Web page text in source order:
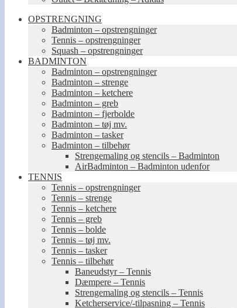
OPSTRENGNING
Badminton – opstrengninger
Tennis – opstrengninger
Squash – opstrengninger
BADMINTON
Badminton – opstrengninger
Badminton – strenge
Badminton – ketchere
Badminton – greb
Badminton – fjerbolde
Badminton – tøj mv.
Badminton – tasker
Badminton – tilbehør
Strengemaling og stencils – Badminton
AirBadminton – Badminton udenfor
TENNIS
Tennis – opstrengninger
Tennis – strenge
Tennis – ketchere
Tennis – greb
Tennis – bolde
Tennis – tøj mv.
Tennis – tasker
Tennis – tilbehør
Baneudstyr – Tennis
Dæmpere – Tennis
Strengemaling og stencils – Tennis
Ketcherservice/-tilpasning – Tennis